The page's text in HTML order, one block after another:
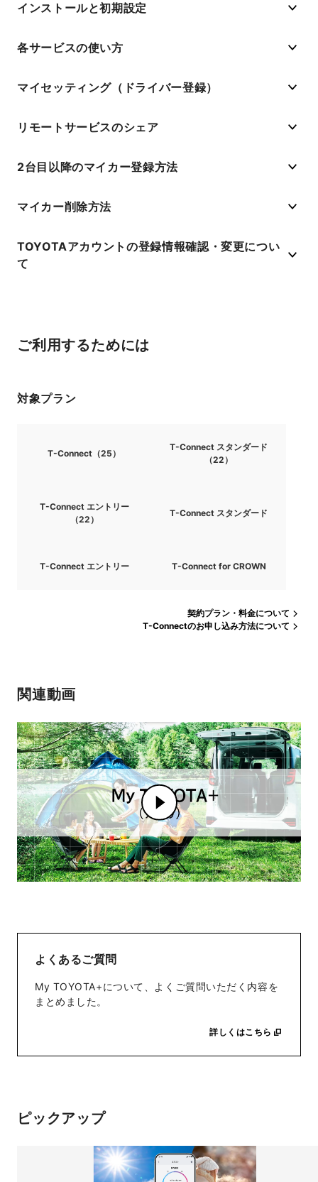
インストールと初期設定
各サービスの使い方
マイセッティング（ドライバー登録）
リモートサービスのシェア
2台目以降のマイカー登録方法
マイカー削除方法
TOYOTAアカウントの登録情報確認・変更につい
て
ご利用するためには
対象プラン
T-Connect（25）
T-Connect スタンダード
（22）
T-Connect エントリー
（22）
T-Connect スタンダード
T-Connect エントリー T-Connect for CROWN
契約プラン・料金について
T-Connectのお申し込み方法について
関連動画
よくあるご質問
My TOYOTA+について、よくご質問いただく内容を
まとめました。
詳しくはこちら
ピックアップ